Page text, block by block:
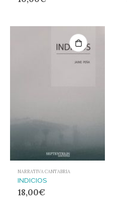
NARRATIVA CANTABRIA
INDICIOS
18,00€